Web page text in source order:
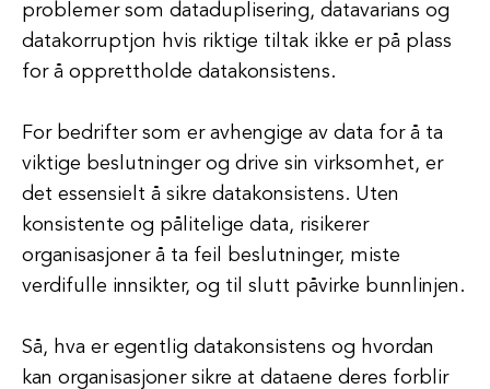
problemer som dataduplisering, datavarians og
datakorruptjon hvis riktige tiltak ikke er på plass
for å opprettholde datakonsistens.
For bedrifter som er avhengige av data for å ta
viktige beslutninger og drive sin virksomhet, er
det essensielt å sikre datakonsistens. Uten
konsistente og pålitelige data, risikerer
organisasjoner å ta feil beslutninger, miste
verdifulle innsikter, og til slutt påvirke bunnlinjen.
Så, hva er egentlig datakonsistens og hvordan
kan organisasjoner sikre at dataene deres forblir